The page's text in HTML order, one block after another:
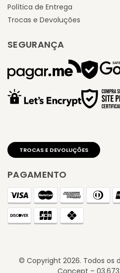
Política de Entrega
Trocas e Devoluções
SEGURANÇA
PAGAMENTO
© Copyright 2026. Todos os